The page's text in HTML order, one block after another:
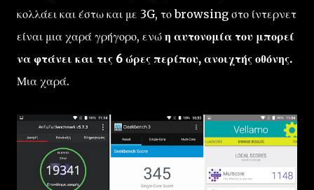
κολλάει και έστω και με 3G, το browsing στο ίντερνετ
είναι μια χαρά γρήγορο, ενώ η αυτονομία του μπορεί
να φτάνει και τις 6 ώρες περίπου, ανοιχτής οθόνης.
Μια χαρά.